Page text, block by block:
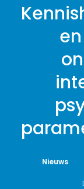
Nieuws